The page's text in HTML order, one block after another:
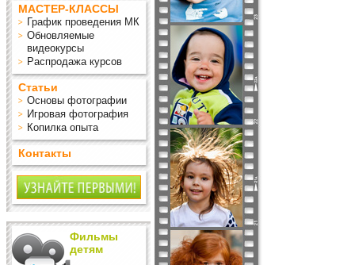
МАСТЕР-КЛАССЫ
График проведения МК
Обновляемые
видеокурсы
Распродажа курсов
Статьи
Основы фотографии
Игровая фотография
Копилка опыта
Контакты
Фильмы
детям